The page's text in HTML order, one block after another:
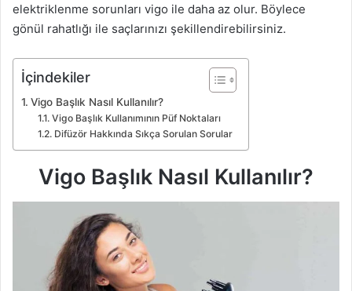
elektriklenme sorunları vigo ile daha az olur. Böylece
gönül rahatlığı ile saçlarınızı şekillendirebilirsiniz.
İçindekiler
Vigo Başlık Nasıl Kullanılır?
Vigo Başlık Kullanımının Püf Noktaları
Difüzör Hakkında Sıkça Sorulan Sorular
Vigo Başlık Nasıl Kullanılır?